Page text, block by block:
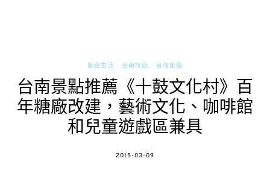
旅遊生活 台南旅遊 台灣旅遊
台南景點推薦《十鼓文化村》百
年糖廠改建，藝術文化、咖啡館
和兒童遊戲區兼具
POSTED
2015-03-09